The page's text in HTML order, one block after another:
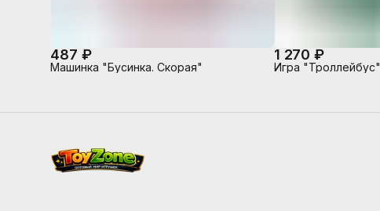
487 ₽
Машинка "Бусинка. Скорая"
1 270 ₽
Игра "Троллейбус"